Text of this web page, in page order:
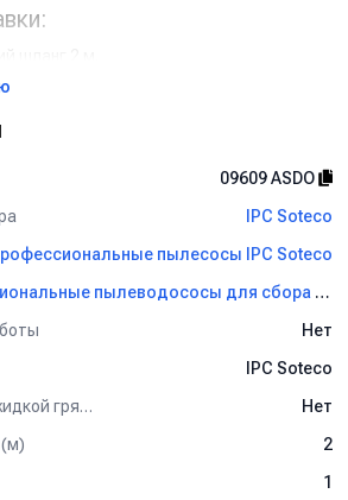
ковер-пол, рабочая ширина 250 мм.
обивки.
площади: в хостеле, небольшой точке
автомойке.
09609 ASDO
IPC Soteco
пылесосы IPC Soteco
Профессиональные пылеводососы для сбора сухой и жидкой грязи IPC Soteco
Нет
IPC Soteco
Возможность сбора жидкой грязи
Нет
2
1